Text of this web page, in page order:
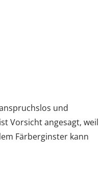
und
Vorsicht angesagt, weil
Färberginster kann